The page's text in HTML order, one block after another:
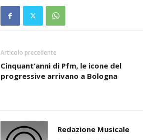
Articolo precedente
Cinquant’anni di Pfm, le icone del
progressive arrivano a Bologna
Redazione Musicale